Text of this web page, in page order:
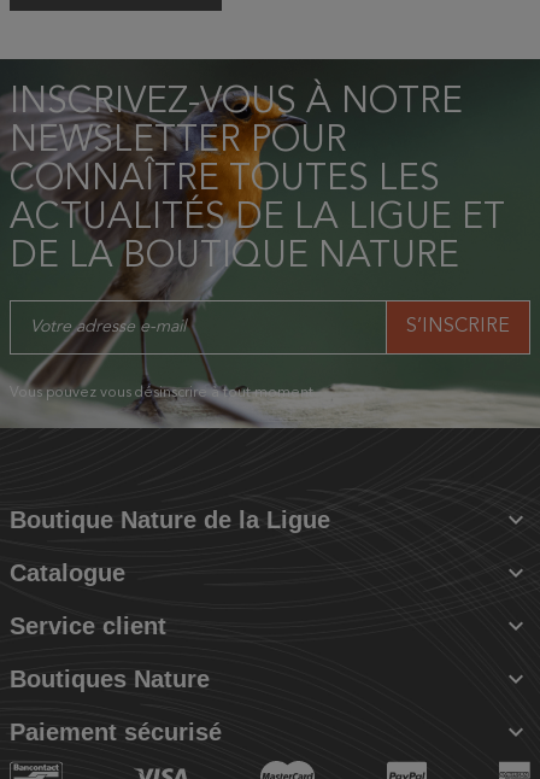
INSCRIVEZ-VOUS À NOTRE
NEWSLETTER POUR
CONNAÎTRE TOUTES LES
ACTUALITÉS DE LA LIGUE ET
DE LA BOUTIQUE NATURE
Vous pouvez vous désinscrire à tout moment.
Boutique Nature de la Ligue 
Catalogue 
Service client 
Boutiques Nature 
Paiement sécurisé 